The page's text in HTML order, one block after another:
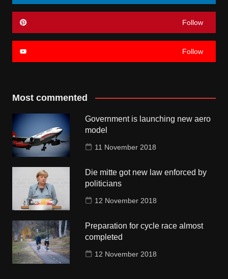
Follow
Follow
Most commented
Government is launching new aero
model
11 November 2018
Die mitte got new law enforced by
politicians
12 November 2018
Preparation for cycle race almost
completed
12 November 2018